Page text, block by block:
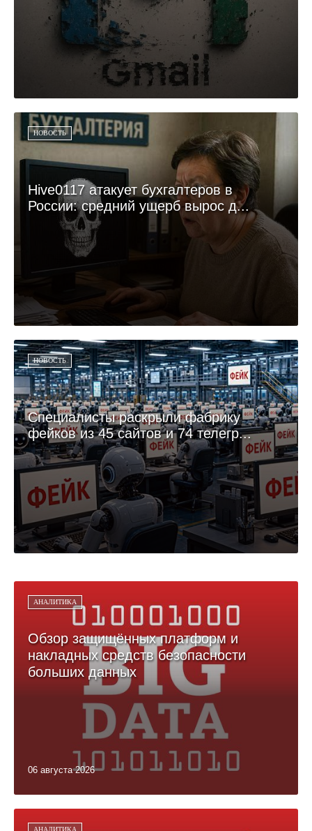
НОВОСТЬ
Hive0117 атакует бухгалтеров в
России: средний ущерб вырос д...
НОВОСТЬ
Специалисты раскрыли фабрику
фейков из 45 сайтов и 74 телегр...
АНАЛИТИКА
Обзор защищённых платформ и
накладных средств безопасности
больших данных
06 августа 2026
АНАЛИТИКА